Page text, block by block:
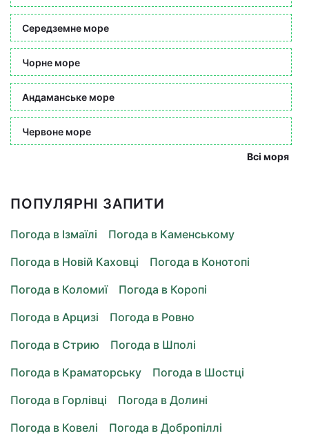
Середземне море
Чорне море
Андаманське море
Червоне море
Всі моря
ПОПУЛЯРНІ ЗАПИТИ
Погода в Ізмаїлі
Погода в Каменському
Погода в Новій Каховці
Погода в Конотопі
Погода в Коломиї
Погода в Коропі
Погода в Арцизі
Погода в Ровно
Погода в Стрию
Погода в Шполі
Погода в Краматорську
Погода в Шостці
Погода в Горлівці
Погода в Долині
Погода в Ковелі
Погода в Добропіллі